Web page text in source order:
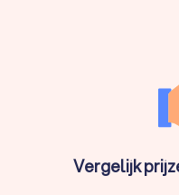
Vergelijk